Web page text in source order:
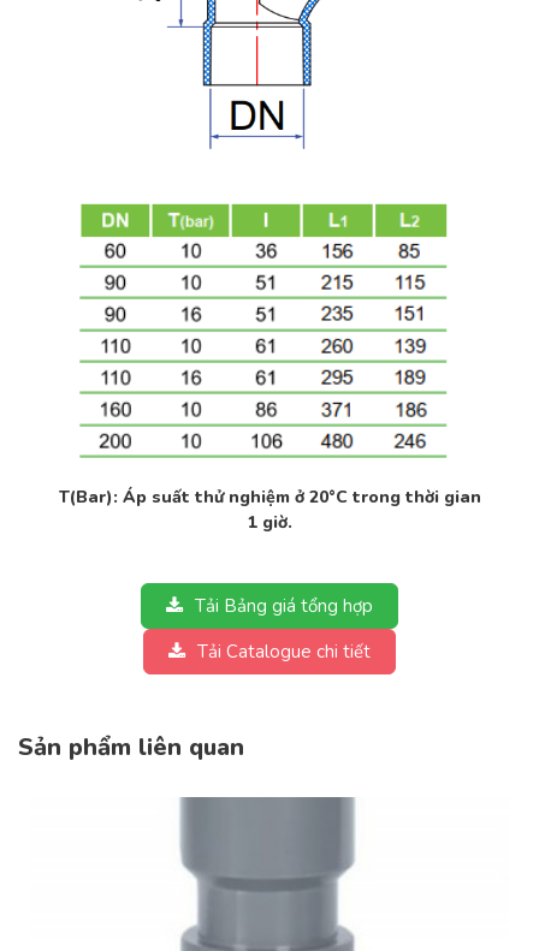
T(Bar): Áp suất thử nghiệm ở 20°C trong thời gian
1 giờ.
Tải Bảng giá tổng hợp
Tải Catalogue chi tiết
Sản phẩm liên quan